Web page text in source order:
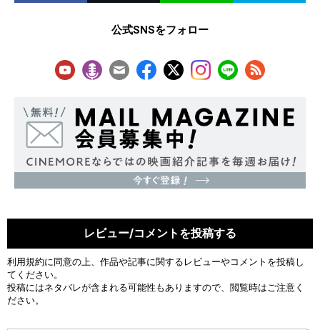
公式SNSをフォロー
レビュー/コメントを投稿する
利用規約に同意の上、作品や記事に関するレビューやコメントを投稿し
てください。
投稿にはネタバレが含まれる可能性もありますので、閲覧時はご注意く
ださい。